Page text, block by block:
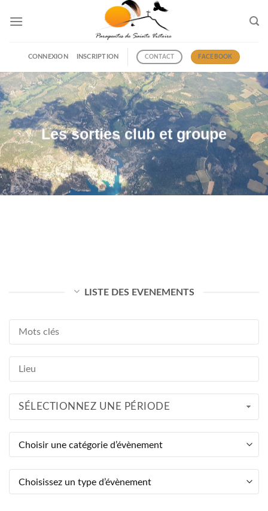
CONNEXION INSCRIPTION CONTACT FACEBOOK
Les sorties club et groupe
LISTE DES EVENEMENTS
SÉLECTIONNEZ UNE PÉRIODE